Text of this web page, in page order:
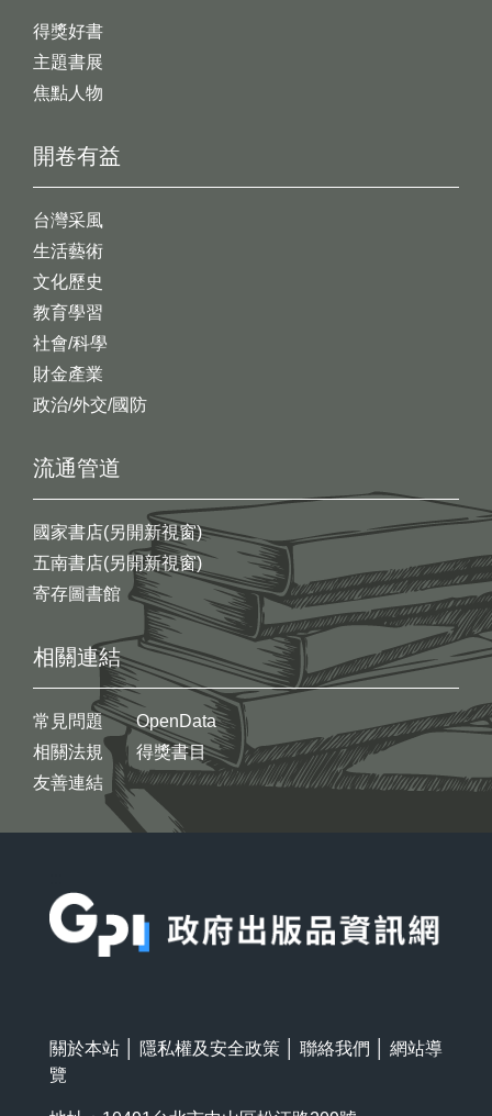
開卷有益
台灣采風
生活藝術
文化歷史
教育學習
社會/科學
財金產業
政治/外交/國防
得獎好書
主題書展
焦點人物
流通管道
國家書店(另開新視窗)
五南書店(另開新視窗)
寄存圖書館
相關連結
常見問題
相關法規
友善連結
OpenData
得獎書目
關於本站 隱私權及安全政策 聯絡我們
網站導
覽